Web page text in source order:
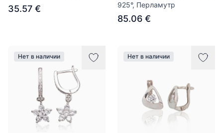
35.57 €
925°, Перламутр
85.06 €
Нет в наличии Нет в наличии